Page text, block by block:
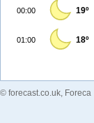
00:00 19º
01:00 18º
© forecast.co.uk , Foreca